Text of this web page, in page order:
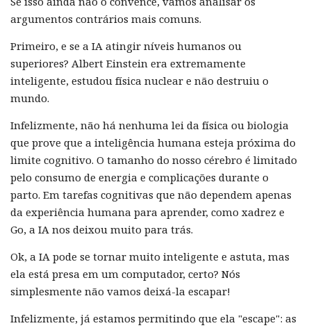
argumentos contrários mais comuns.
Primeiro, e se a IA atingir níveis humanos ou
superiores? Albert Einstein era extremamente
inteligente, estudou física nuclear e não destruiu o
mundo.
Infelizmente, não há nenhuma lei da física ou biologia
que prove que a inteligência humana esteja próxima do
limite cognitivo. O tamanho do nosso cérebro é limitado
pelo consumo de energia e complicações durante o
parto. Em tarefas cognitivas que não dependem apenas
da experiência humana para aprender, como xadrez e
Go, a IA nos deixou muito para trás.
Ok, a IA pode se tornar muito inteligente e astuta, mas
ela está presa em um computador, certo? Nós
simplesmente não vamos deixá-la escapar!
Infelizmente, já estamos permitindo que ela "escape": as